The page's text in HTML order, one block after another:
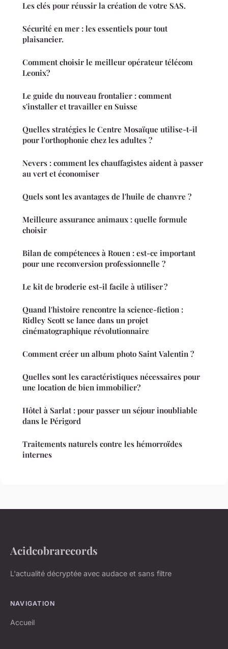
Les clés pour réussir la création de votre SAS.
Sécurité en mer : les essentiels pour tout
plaisancier.
Comment choisir le meilleur opérateur télécom
Leonix?
Le guide du nouveau frontalier : comment
s'installer et travailler en Suisse
Quelles stratégies le Centre Mosaïque utilise-t-il
pour l'orthophonie chez les adultes ?
Nevers : comment les chauffagistes aident à passer
au vert et économiser
Quels sont les avantages de l'huile de chanvre ?
Meilleure assurance animaux : quelle formule
choisir
Bilan de compétences à Rouen : est-ce important
pour une reconversion professionnelle ?
Le kit de broderie est-il facile à utiliser ?
Quand l'histoire rencontre la science-fiction :
Ridley Scott se lance dans un projet
cinématographique révolutionnaire
Comment créer un album photo Saint Valentin ?
Quelles sont les caractéristiques nécessaires pour
une location de bien immobilier?
Hôtel à Sarlat : pour passer un séjour inoubliable
dans le Périgord
Traitements naturels contre les hémorroïdes
internes
Acidcobrarecords
L'actualité décryptée avec audace et sans filtre
NAVIGATION
Accueil